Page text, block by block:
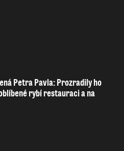
Petra Pavla: Prozradily ho
rybí restauraci a na